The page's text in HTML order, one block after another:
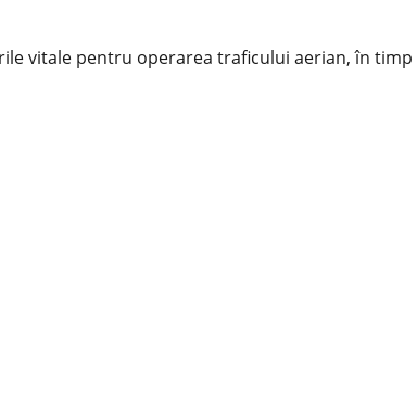
vitale pentru operarea traficului aerian, în